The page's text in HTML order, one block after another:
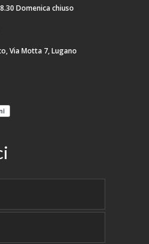
Domenica chiuso
Via Motta 7, Lugano